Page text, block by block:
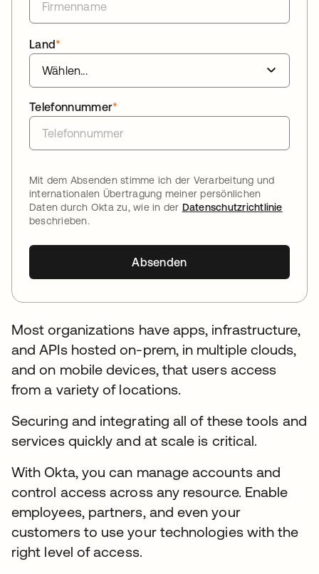
*
Land
*
Telefonnummer
Mit dem Absenden stimme ich der Verarbeitung und
internationalen Übertragung meiner persönlichen
Daten durch Okta zu, wie in der Datenschutzrichtlinie
beschrieben.
Absenden
Most organizations have apps, infrastructure,
and APIs hosted on-prem, in multiple clouds,
and on mobile devices, that users access
from a variety of locations.
Securing and integrating all of these tools and
services quickly and at scale is critical.
With Okta, you can manage accounts and
control access across any resource. Enable
employees, partners, and even your
customers to use your technologies with the
right level of access.